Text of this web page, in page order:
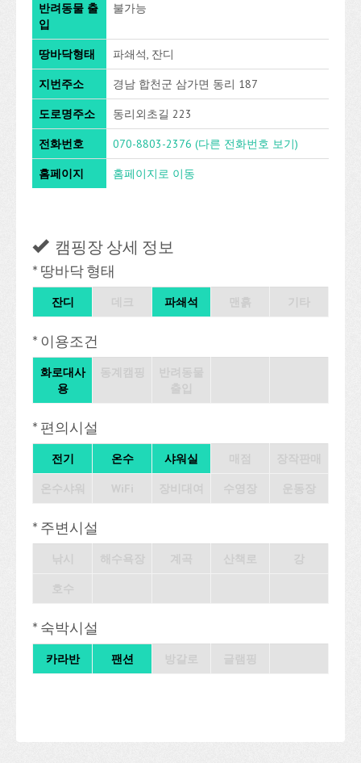
반려동물 출
입
불가능
땅바닥형태 파쇄석, 잔디
지번주소 경남 합천군 삼가면 동리 187
도로명주소 동리외초길 223
전화번호 070-8803-2376 (다른 전화번호 보기)
홈페이지 홈페이지로 이동
캠핑장 상세 정보
* 땅바닥 형태
잔디 파쇄석
* 이용조건
화로대사
용
* 편의시설
전기 온수 샤워실
* 주변시설
* 숙박시설
카라반 팬션